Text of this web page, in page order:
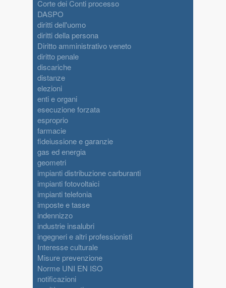
Corte dei Conti processo
DASPO
diritti dell'uomo
diritti della persona
Diritto amministrativo veneto
diritto penale
discariche
distanze
elezioni
enti e organi
esecuzione forzata
esproprio
farmacie
fideiussione e garanzie
gas ed energia
geometri
impianti distribuzione carburanti
impianti fotovoltaici
impianti telefonia
imposte e tasse
indennizzo
industrie insalubri
ingegneri e altri professionisti
Interesse culturale
Misure prevenzione
Norme UNI EN ISO
notificazioni